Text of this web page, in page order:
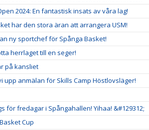
2024: En fantastisk insats av våra lag!
har den stora äran att arrangera USM!
ny sportchef för Spånga Basket!
herrlaget till en seger!
på kansliet
upp anmälan för Skills Camp Höstlovsläger!
för fredagar i Spångahallen! Yihaa! &#129312;
Cup